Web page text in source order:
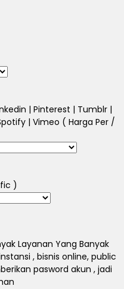
| Pinterest | Tumblr |
| Vimeo ( Harga Per /
)
Layanan Yang Banyak
, bisnis online, public
pasword akun , jadi